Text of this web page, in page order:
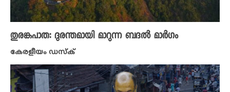
തുരങ്കപാത: ദുരന്തമായി മാറുന്ന ബദൽ മാർഗം
കേരളീയം ഡസ്ക്